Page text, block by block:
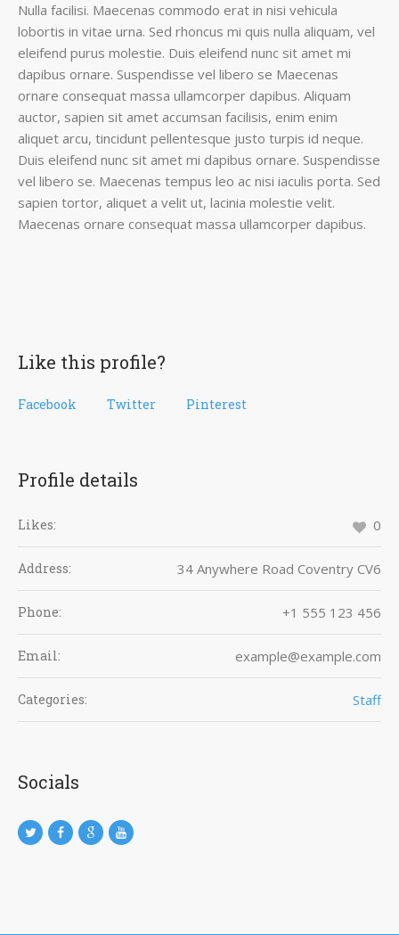
Nulla facilisi. Maecenas commodo erat in nisi vehicula
lobortis in vitae urna. Sed rhoncus mi quis nulla aliquam, vel
eleifend purus molestie. Duis eleifend nunc sit amet mi
dapibus ornare. Suspendisse vel libero se Maecenas
ornare consequat massa ullamcorper dapibus. Aliquam
auctor, sapien sit amet accumsan facilisis, enim enim
aliquet arcu, tincidunt pellentesque justo turpis id neque.
Duis eleifend nunc sit amet mi dapibus ornare. Suspendisse
vel libero se. Maecenas tempus leo ac nisi iaculis porta. Sed
sapien tortor, aliquet a velit ut, lacinia molestie velit.
Maecenas ornare consequat massa ullamcorper dapibus.
Like this profile?
Facebook Twitter Pinterest
Profile details
Likes: 0
Address: 34 Anywhere Road Coventry CV6
Phone: +1 555 123 456
Email: example@example.com
Categories: Staff
Socials